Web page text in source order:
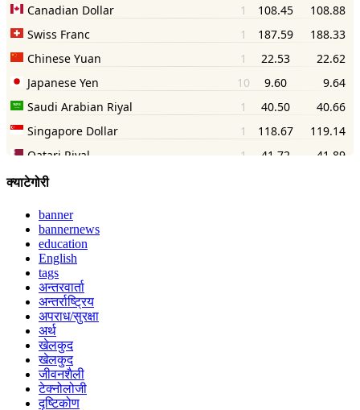
क्याटेगोरी
banner
bannernews
education
English
tags
अन्तरवार्ता
अन्तर्राष्ट्रिय
अपराध/सुरक्षा
अर्थ
खेलकुद
खेलकुद
जीवनशैली
टेक्नोलोजी
दृष्टिकोण